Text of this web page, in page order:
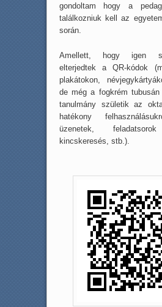
gondoltam hogy a
találkozniuk kell az
során.
Amellett, hogy igen
elterjedtek a QR-kódok
plakátokon,
de még a fogkrém
tanulmány születik az
hatékony
üzenetek,
kincskeresés, stb.).